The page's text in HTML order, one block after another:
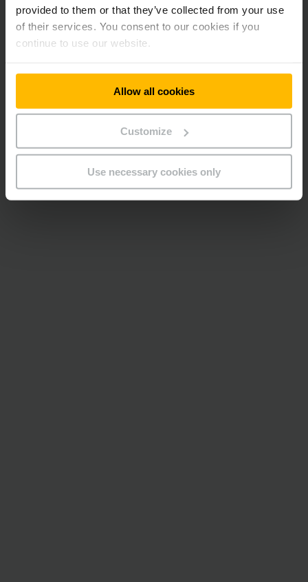
provided to them or that they’ve collected from your use
of their services. You consent to our cookies if you
continue to use our website.
Allow all cookies
Customize
Use necessary cookies only
Diesel motvektstruck – serie 4s
Løftekapasitet: 2500–3500 kg